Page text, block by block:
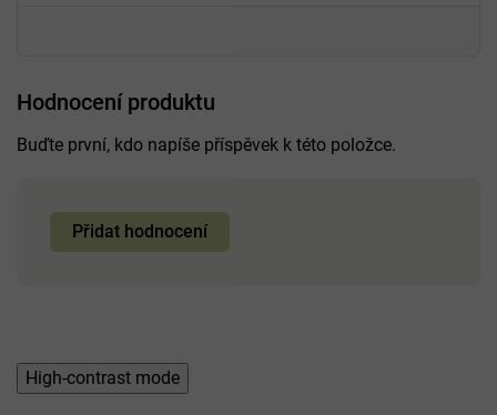
Hodnocení produktu
Buďte první, kdo napíše příspěvek k této položce.
Přidat hodnocení
High-contrast mode